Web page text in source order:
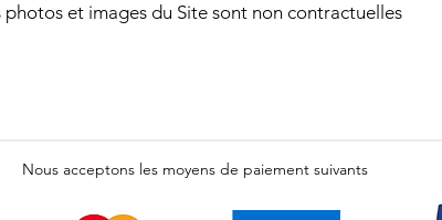
photos et images du Site sont non contractuelles
Nous acceptons les moyens de paiement suivants